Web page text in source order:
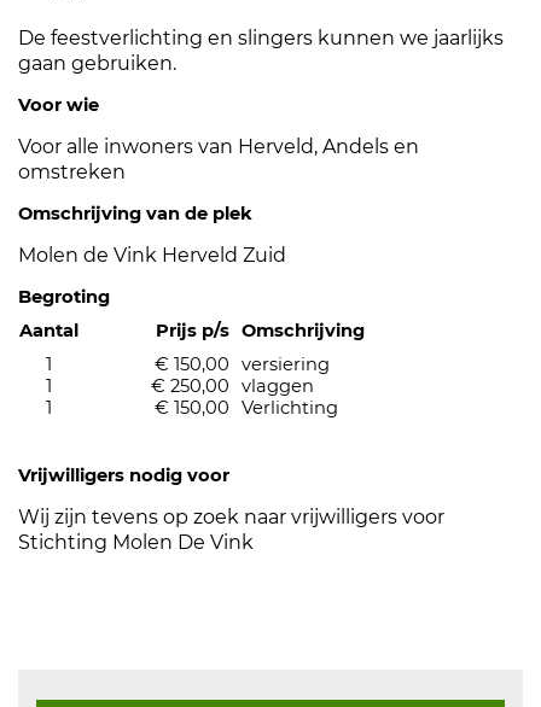
De feestverlichting en slingers kunnen we jaarlijks
gaan gebruiken.
Voor wie
Voor alle inwoners van Herveld, Andels en
omstreken
Omschrijving van de plek
Molen de Vink Herveld Zuid
Begroting
Aantal
Prijs p/s Omschrijving
1
€ 150,00
versiering
1
€ 250,00
vlaggen
1
€ 150,00 Verlichting
Vrijwilligers nodig voor
Wij zijn tevens op zoek naar vrijwilligers voor
Stichting Molen De Vink